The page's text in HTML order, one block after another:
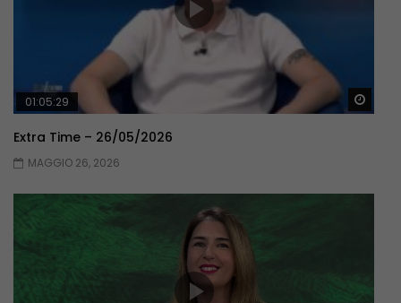
01:05:29
Extra Time – 26/05/2026
MAGGIO 26, 2026